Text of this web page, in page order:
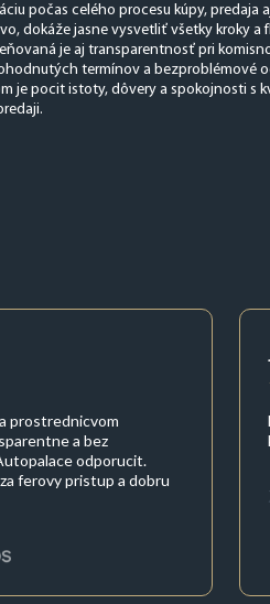
počas celého procesu kúpy, predaja
dokáže jasne vysvetliť všetky kroky a
je aj transparentnosť pri
termínov a bezproblémové
je pocit istoty, dôvery a spokojnosti s
prostrednicvom
a bez
odporucit.
ferovy pristup a dobru